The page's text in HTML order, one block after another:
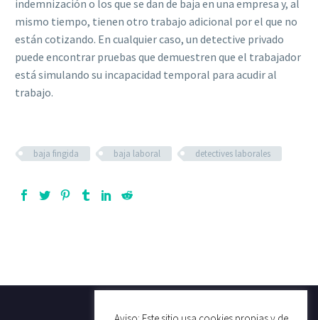
indemnización o los que se dan de baja en una empresa y, al
mismo tiempo, tienen otro trabajo adicional por el que no
están cotizando. En cualquier caso, un detective privado
puede encontrar pruebas que demuestren que el trabajador
está simulando su incapacidad temporal para acudir al
trabajo.
baja fingida baja laboral detectives laborales